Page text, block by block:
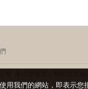
用我們的網站，即表示